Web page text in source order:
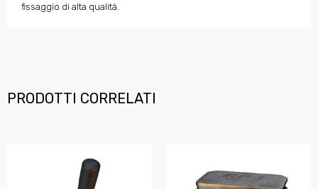
fissaggio di alta qualità.
PRODOTTI CORRELATI